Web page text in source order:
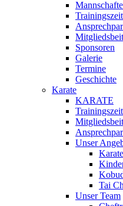
Sponsoren
Galerie
Termine
Geschichte
Karate
KARATE
Unser
Tai
Unser Team